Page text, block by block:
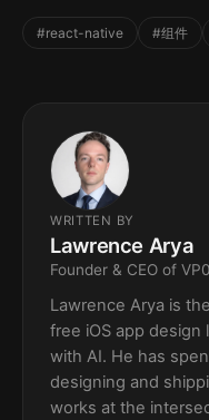
#react-native #组件
WRITTEN BY
Lawrence Arya
Founder & CEO of VP0
Lawrence Arya is
free iOS app design
with AI. He has
designing and
works at the